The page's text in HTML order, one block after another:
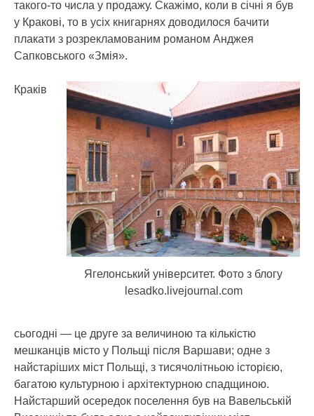
такого-то числа у продажу. Скажімо, коли в січні я був
у Кракові, то в усіх книгарнях доводилося бачити
плакати з розрекламованим романом Анджея
Сапковського «Змія».
Ягелонський університет. Фото з блогу
lesadko.livejournal.com
Краків
сьогодні — це друге за величиною та кількістю
мешканців місто у Польщі після Варшави; одне з
найстаріших міст Польщі, з тисячолітньою історією,
багатою культурною і архітектурною спадщиною.
Найстарший осередок поселення був на Вавельській